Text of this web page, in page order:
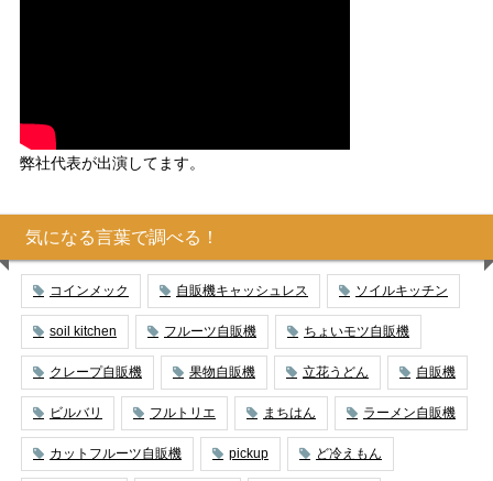
弊社代表が出演してます。
気になる言葉で調べる！
コインメック 自販機キャッシュレス ソイルキッチン
soil kitchen フルーツ自販機 ちょいモツ自販機
クレープ自販機 果物自販機 立花うどん 自販機
ビルバリ フルトリエ まちはん ラーメン自販機
カットフルーツ自販機 pickup ど冷えもん